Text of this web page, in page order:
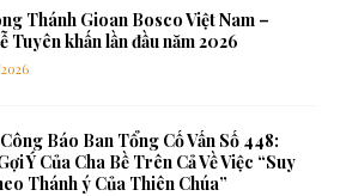
Thánh Gioan Bosco Việt Nam –
Tuyên khấn lần đầu năm 2026
Báo Ban Tổng Cố Vấn Số 448:
Ý Của Cha Bề Trên Cả Về Việc “Suy
Thánh ý Của Thiên Chúa”